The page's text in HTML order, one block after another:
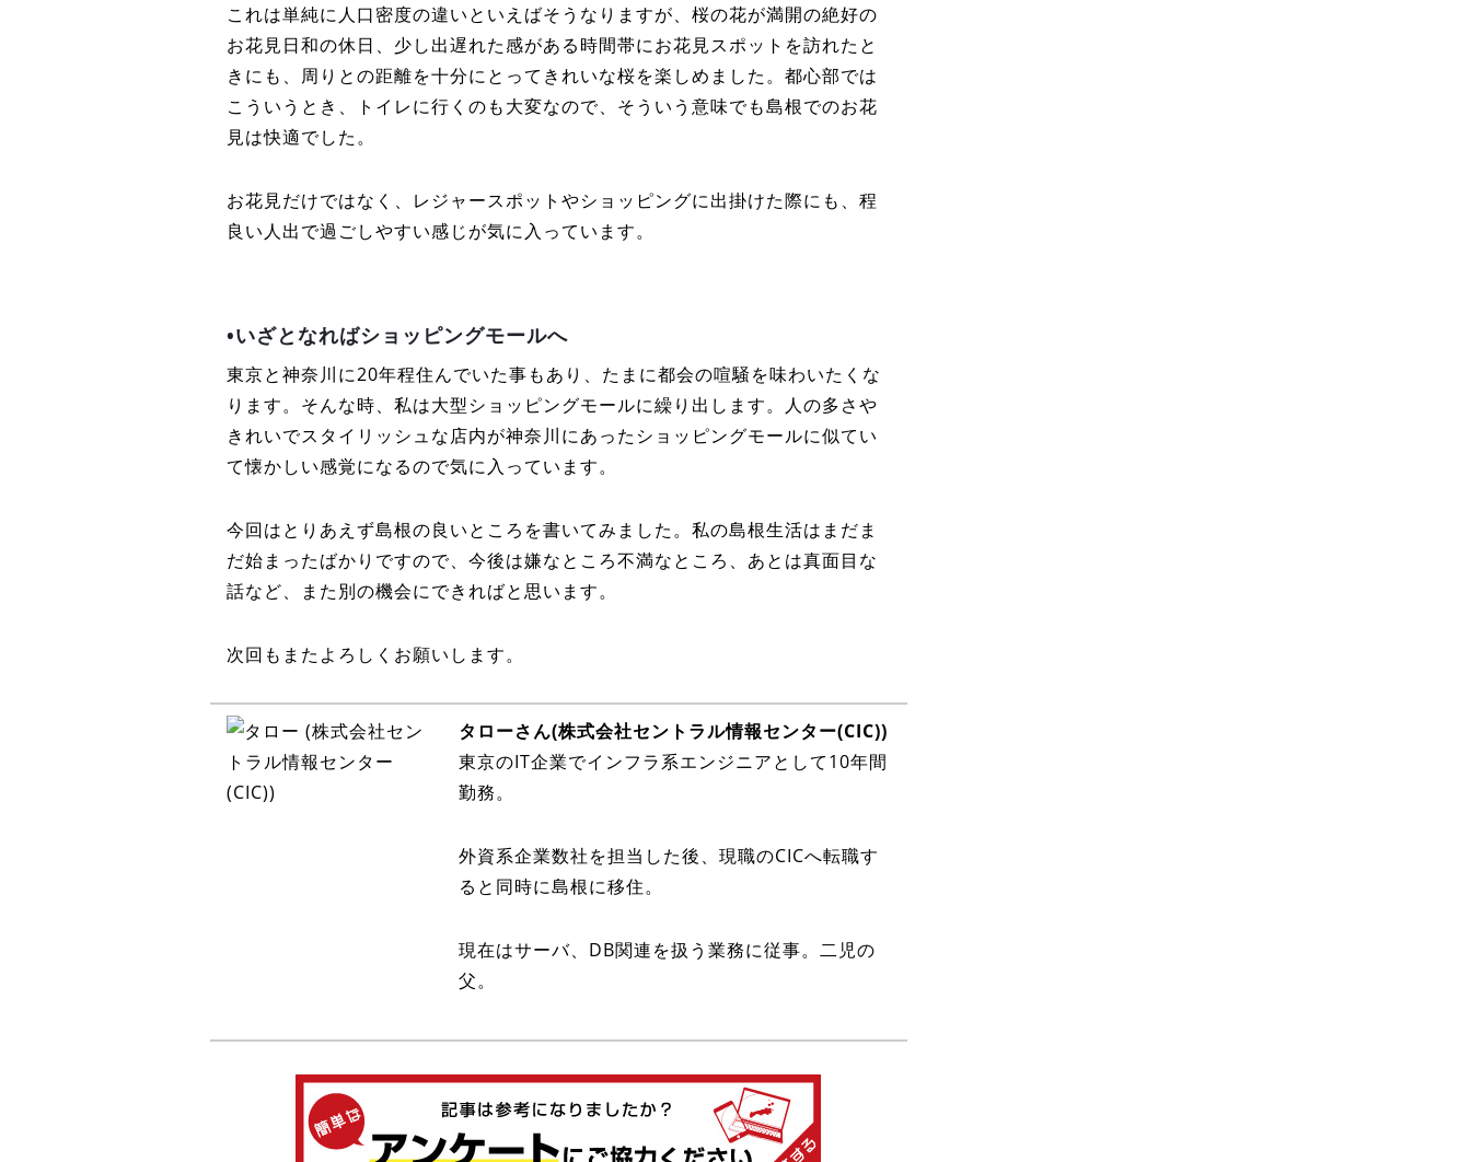
これは単純に人口密度の違いといえばそうなりますが、桜の花が満開の絶好の
お花見日和の休日、少し出遅れた感がある時間帯にお花見スポットを訪れたと
きにも、周りとの距離を十分にとってきれいな桜を楽しめました。都心部では
こういうとき、トイレに行くのも大変なので、そういう意味でも島根でのお花
見は快適でした。
お花見だけではなく、レジャースポットやショッピングに出掛けた際にも、程
良い人出で過ごしやすい感じが気に入っています。
•いざとなればショッピングモールへ
東京と神奈川に20年程住んでいた事もあり、たまに都会の喧騒を味わいたくな
ります。そんな時、私は大型ショッピングモールに繰り出します。人の多さや
きれいでスタイリッシュな店内が神奈川にあったショッピングモールに似てい
て懐かしい感覚になるので気に入っています。
今回はとりあえず島根の良いところを書いてみました。私の島根生活はまだま
だ始まったばかりですので、今後は嫌なところ不満なところ、あとは真面目な
話など、また別の機会にできればと思います。
次回もまたよろしくお願いします。
タローさん(株式会社セントラル情報センター(CIC))
東京のIT企業でインフラ系エンジニアとして10年間
勤務。
外資系企業数社を担当した後、現職のCICへ転職す
ると同時に島根に移住。
現在はサーバ、DB関連を扱う業務に従事。二児の
父。